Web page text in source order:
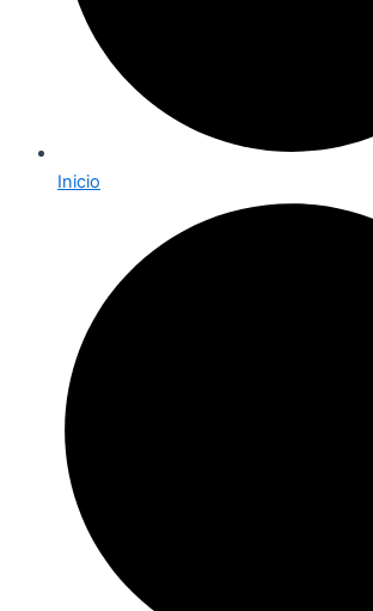
Inicio